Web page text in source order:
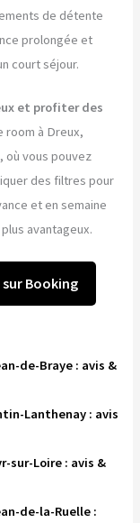
de détente
prolongée et
court séjour.
et profiter des
room à Dreux,
où vous pouvez
des filtres pour
et en semaine
avantageux.
Booking
de-Braye : avis &
Lanthenay : avis
sur-Loire : avis &
de-la-Ruelle :